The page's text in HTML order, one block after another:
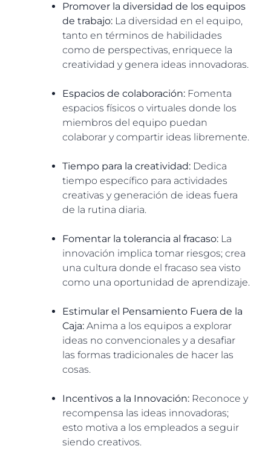
Promover la diversidad de los equipos
de trabajo: La diversidad en el equipo,
tanto en términos de habilidades
como de perspectivas, enriquece la
creatividad y genera ideas innovadoras.
Espacios de colaboración: Fomenta
espacios físicos o virtuales donde los
miembros del equipo puedan
colaborar y compartir ideas libremente.
Tiempo para la creatividad: Dedica
tiempo específico para actividades
creativas y generación de ideas fuera
de la rutina diaria.
Fomentar la tolerancia al fracaso: La
innovación implica tomar riesgos; crea
una cultura donde el fracaso sea visto
como una oportunidad de aprendizaje.
Estimular el Pensamiento Fuera de la
Caja: Anima a los equipos a explorar
ideas no convencionales y a desafiar
las formas tradicionales de hacer las
cosas.
Incentivos a la Innovación: Reconoce y
recompensa las ideas innovadoras;
esto motiva a los empleados a seguir
siendo creativos.